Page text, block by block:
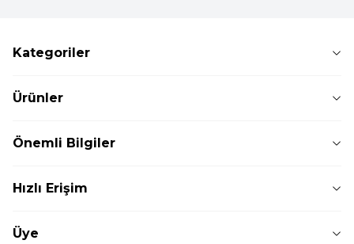
Kategoriler
Ürünler
Önemli Bilgiler
Hızlı Erişim
Üye